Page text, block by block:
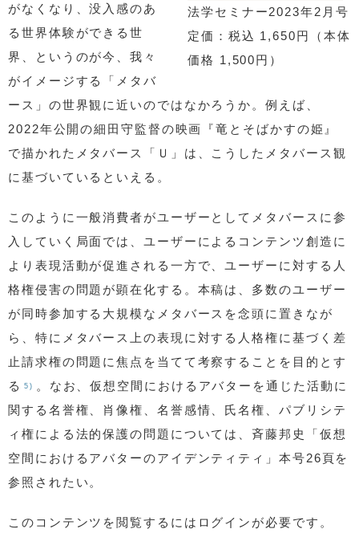
法学セミナー2023年2月号
定価：税込 1,650円（本体
価格 1,500円）
がなくなり、没入感のあ
る世界体験ができる世
界、というのが今、我々
がイメージする「メタバ
ース」の世界観に近いのではなかろうか。例えば、
2022年公開の細田守監督の映画『竜とそばかすの姫』
で描かれたメタバース「Ｕ」は、こうしたメタバース観
に基づいているといえる。
このように一般消費者がユーザーとしてメタバースに参
入していく局面では、ユーザーによるコンテンツ創造に
より表現活動が促進される一方で、ユーザーに対する人
格権侵害の問題が顕在化する。本稿は、多数のユーザー
が同時参加する大規模なメタバースを念頭に置きなが
ら、特にメタバース上の表現に対する人格権に基づく差
止請求権の問題に焦点を当てて考察することを目的とす
る
5)
。なお、仮想空間におけるアバターを通じた活動に
関する名誉権、肖像権、名誉感情、氏名権、パブリシテ
ィ権による法的保護の問題については、斉藤邦史「仮想
空間におけるアバターのアイデンティティ」本号26頁を
参照されたい。
このコンテンツを閲覧するにはログインが必要です。